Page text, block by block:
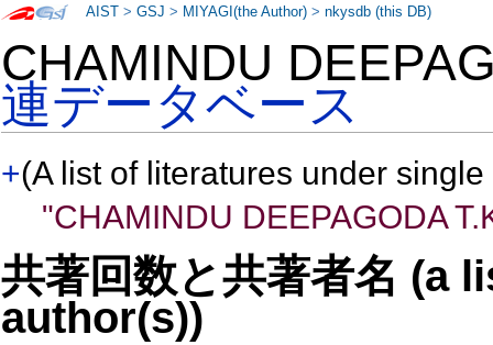
CHAMINDU
連データベース
+(A list of literatures under
"CHAMINDU DEEPAGODA
共著回数と共著者名 (a
author(s))
AIST >GSJ > MIYAGI(the Author) >nkysdb (this DB)